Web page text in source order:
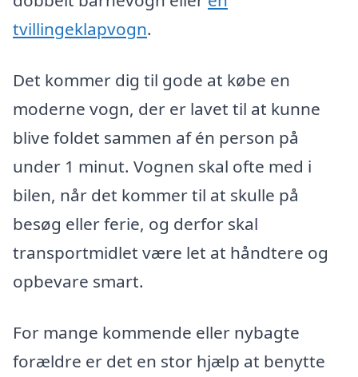
tvillingeklapvogn.
Det kommer dig til gode at købe en
moderne vogn, der er lavet til at kunne
blive foldet sammen af én person på
under 1 minut. Vognen skal ofte med i
bilen, når det kommer til at skulle på
besøg eller ferie, og derfor skal
transportmidlet være let at håndtere og
opbevare smart.
For mange kommende eller nybagte
forældre er det en stor hjælp at benytte